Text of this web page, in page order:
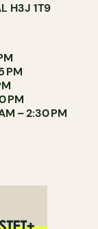
H3J 1T9
PM
PM
– 2:30 PM